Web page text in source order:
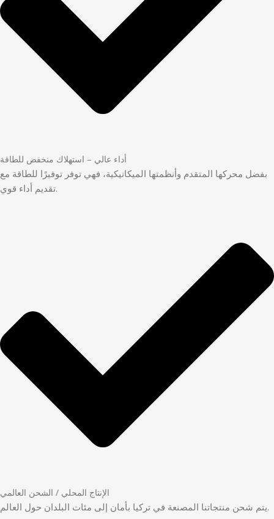
أداء عالي – استهلاك منخفض للطاقة
بفضل محركها المتقدم وأنظمتها الميكانيكية، فهي توفر توفيرًا للطاقة مع
تقديم أداء قوي.
الإنتاج المحلي / الشحن العالمي
يتم شحن منتجاتنا المصنعة في تركيا بأمان إلى مئات البلدان حول العالم.